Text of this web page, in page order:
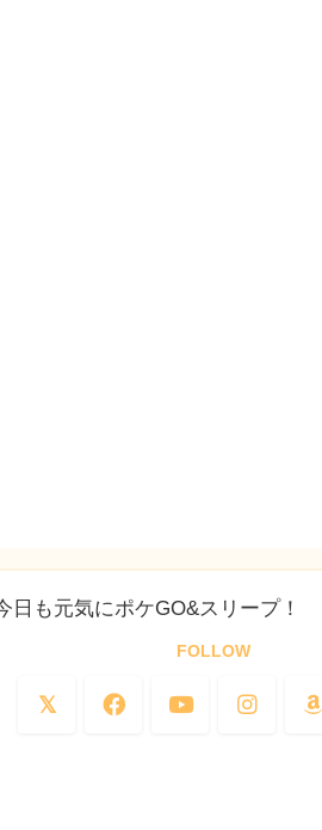
日も元気にポケGO&スリープ！
FOLLOW